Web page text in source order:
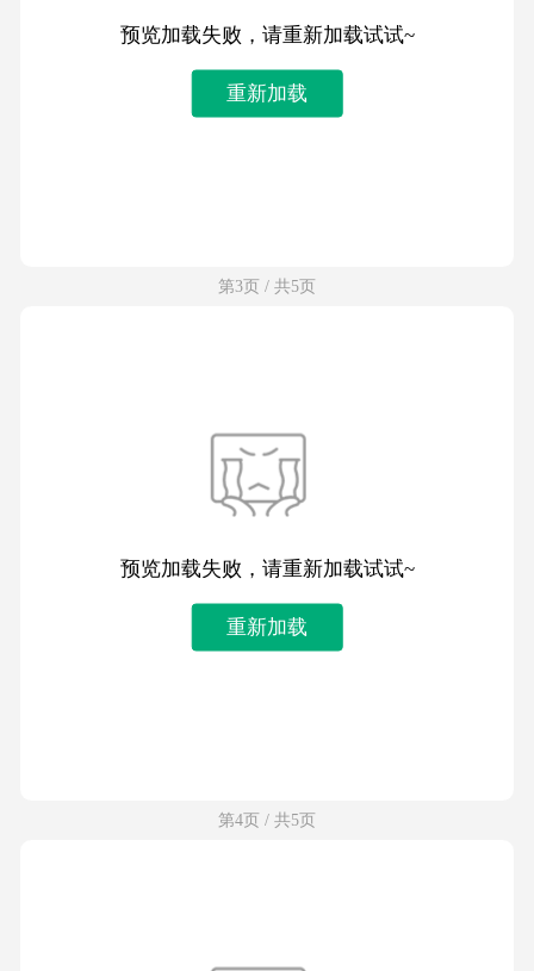
预览加载失败，请重新加载试试~
重新加载
第3页 / 共5页
预览加载失败，请重新加载试试~
重新加载
第4页 / 共5页